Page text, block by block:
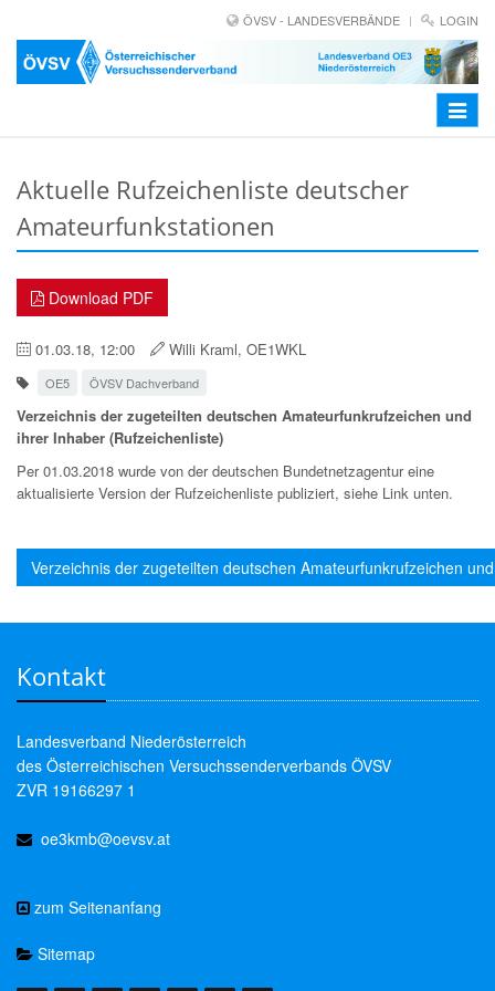
ÖVSV - LANDESVERBÄNDE LOGIN
Toggle
Aktuelle Rufzeichenliste deutscher
Amateurfunkstationen
Download PDF
01.03.18, 12:00 Willi Kraml, OE1WKL
OE5 ÖVSV Dachverband
Verzeichnis der zugeteilten deutschen Amateurfunkrufzeichen und
ihrer Inhaber (Rufzeichenliste)
Per 01.03.2018 wurde von der deutschen Bundetnetzagentur eine
aktualisierte Version der Rufzeichenliste publiziert, siehe Link unten.
Verzeichnis der zugeteilten deutschen Amateurfunkrufzeichen
Kontakt
Landesverband Niederösterreich
des Österreichischen Versuchssenderverbands ÖVSV
ZVR 19166297 1
oe3kmb@oevsv.at
zum Seitenanfang
Sitemap